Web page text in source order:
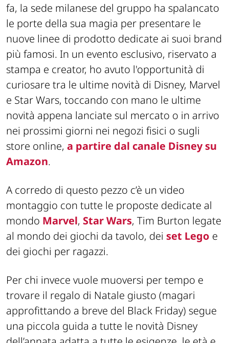
fa, la sede milanese del gruppo ha spalancato
le porte della sua magia per presentare le
nuove linee di prodotto dedicate ai suoi brand
più famosi. In un evento esclusivo, riservato a
stampa e creator, ho avuto l'opportunità di
curiosare tra le ultime novità di Disney, Marvel
e Star Wars, toccando con mano le ultime
novità appena lanciate sul mercato o in arrivo
nei prossimi giorni nei negozi fisici o sugli
store online, a partire dal canale Disney su
Amazon.
A corredo di questo pezzo c’è un video
montaggio con tutte le proposte dedicate al
mondo Marvel, Star Wars, Tim Burton legate
al mondo dei giochi da tavolo, dei set Lego e
dei giochi per ragazzi.
Per chi invece vuole muoversi per tempo e
trovare il regalo di Natale giusto (magari
approfittando a breve del Black Friday) segue
una piccola guida a tutte le novità Disney